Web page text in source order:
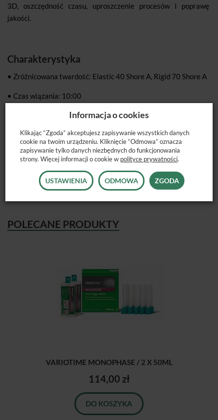
3D, oszczędność czasu, uproszczenie procesów i poprawę
jakości.
Charakterystyka
• Zróżnicowana twardość: Elastic 40 Shore A, Rigid 70 Shore A
• Czas wiązania: 10:00
• Proporcje mieszania 1:1
Dostępne opakowanie:2 x 50 ml, Separator 10 ml, 12 mixing
POLECANE PRODUKTY
VARIOTIME MONOPHASE / 2 X 50ML
114,00 zł
DO KOSZYKA
Informacja o cookies
Klikając “Zgoda” akceptujesz zapisywanie wszystkich danych
cookie na twoim urządzeniu. Kliknięcie “Odmowa” oznacza
zapisywanie tylko danych niezbędnych do funkcjonowania
strony. Więcej informacji o cookie w polityce prywatności.
USTAWIENIA ODMOWA ZGODA